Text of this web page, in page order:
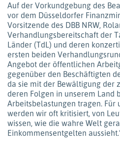
Auf der Vorkundgebung des
vor dem Düsseldorfer
Vorsitzende des DBB NRW,
Verhandlungsbereitschaft der
Länder (TdL) und deren
ersten beiden
Angebot der öffentlichen
gegenüber den Beschäftigten
da sie mit der Bewältigung der
deren Folgen in unserem Land
Arbeitsbelastungen tragen. Für
werden wir oft kritisiert, von
wissen, wie die wahre Welt
Einkommensentgelten